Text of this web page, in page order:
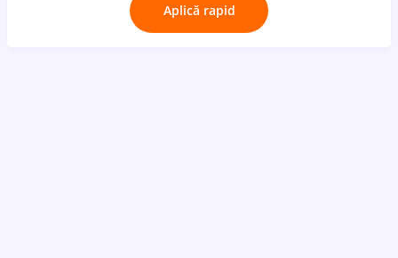
Aplică rapid